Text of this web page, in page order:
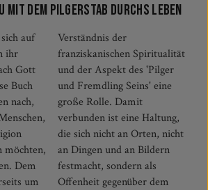
Mit dem Pilgerstab durchs Leben
auf
ihr
Gott
Buch
nach,
möchten,
Dem
um
der
'Pilger
eine
Haltung,
nicht
Bildern
als
dem